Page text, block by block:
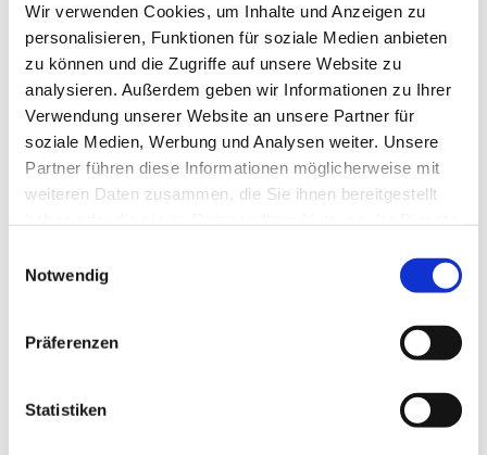
Wir verwenden Cookies, um Inhalte und Anzeigen zu
personalisieren, Funktionen für soziale Medien anbieten
zu können und die Zugriffe auf unsere Website zu
analysieren. Außerdem geben wir Informationen zu Ihrer
Verwendung unserer Website an unsere Partner für
soziale Medien, Werbung und Analysen weiter. Unsere
Partner führen diese Informationen möglicherweise mit
weiteren Daten zusammen, die Sie ihnen bereitgestellt
Notwendig
Präferenzen
Statistiken
und unterbreiten Ihnen ein aussagekräftiges und faires
Angebot. Als Holz, Glas, Metall und Kunststoff
verarbeitendes Handwerk kennen wir uns aus mit der
ganzen Bandbreite der Werkstoffe, mit denen wir
individuelle Lösungen fertigen.